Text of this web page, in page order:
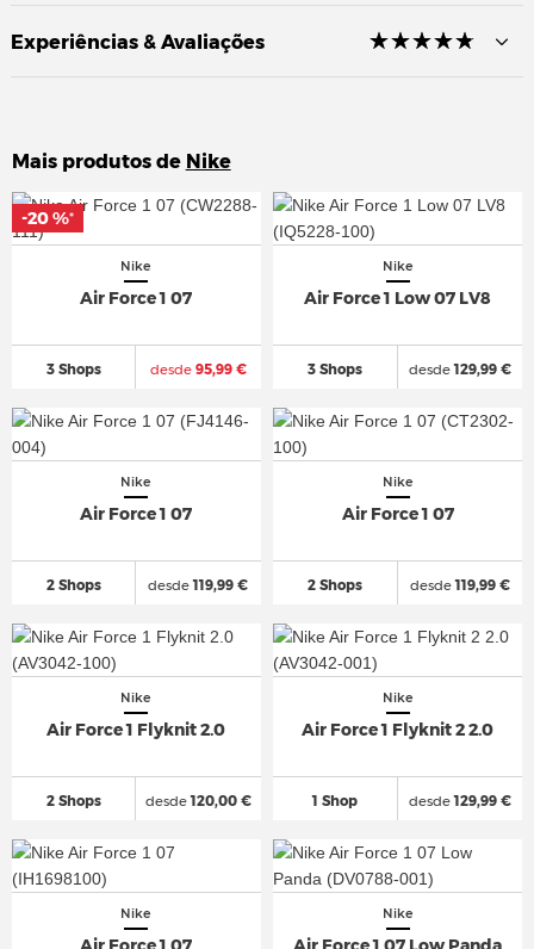
Experiências & Avaliações ☆☆☆☆☆
★★★★★
Mais produtos de Nike
Nike
Air Force 1 07
3 Shops desde95,99 €
-20 %*
-20 %*
Nike
Air Force 1 Low 07 LV8
3 Shops desde129,99 €
Nike
Air Force 1 07
2 Shops desde119,99 €
Nike
Air Force 1 07
2 Shops desde119,99 €
Nike
Air Force 1 Flyknit 2.0
2 Shops desde120,00 €
Nike
Air Force 1 Flyknit 2 2.0
1 Shop desde129,99 €
Nike Nike